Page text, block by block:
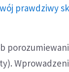
prawdziwy